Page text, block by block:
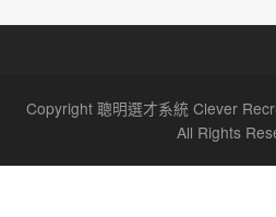
Copyright 聰明選才系統 Clever
All Rights